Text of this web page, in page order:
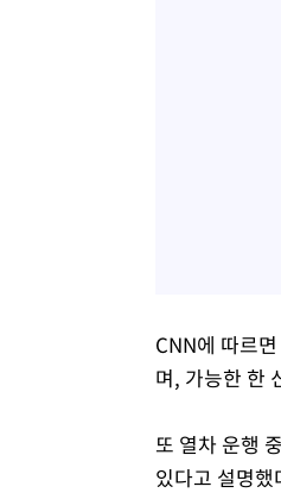
CNN에 따르
며, 가능한 한
또 열차 운행
있다고 설명했